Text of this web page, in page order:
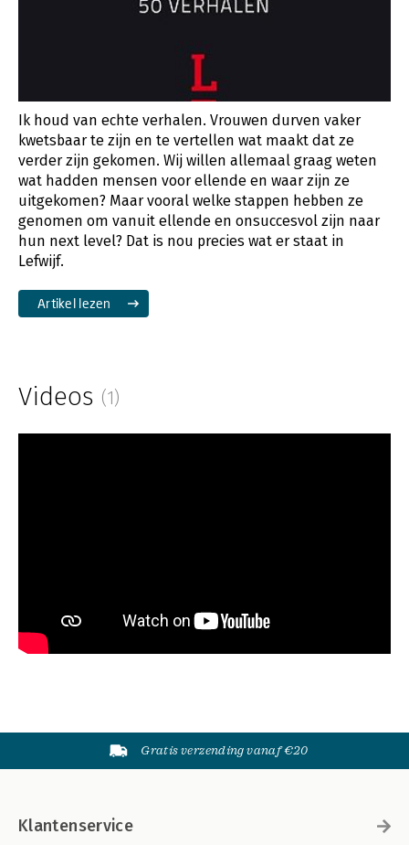
Ik houd van echte verhalen. Vrouwen durven vaker
kwetsbaar te zijn en te vertellen wat maakt dat ze
verder zijn gekomen. Wij willen allemaal graag weten
wat hadden mensen voor ellende en waar zijn ze
uitgekomen? Maar vooral welke stappen hebben ze
genomen om vanuit ellende en onsuccesvol zijn naar
hun next level? Dat is nou precies wat er staat in
Lefwijf.
Artikel lezen
Videos (1)
Gratis verzending vanaf €20
Klantenservice